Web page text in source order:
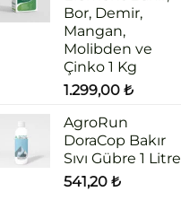
Bor, Demir,
Mangan,
Molibden ve
Çinko 1 Kg
1.299,00 ₺
AgroRun
DoraCop Bakır
Sıvı Gübre 1 Litre
541,20 ₺